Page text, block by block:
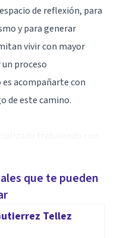
de reflexión, para
y para generar
vivir con mayor
proceso
acompañarte con
de este camino.
con adultos jóvenes,
con
social, fobias,
que te pueden
Tellez